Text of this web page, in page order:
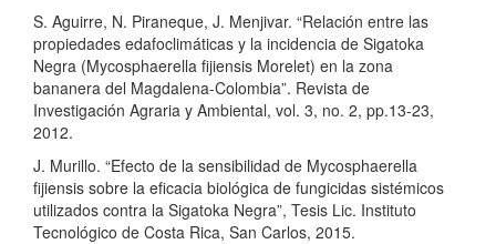
S. Aguirre, N. Piraneque, J. Menjivar. “Relación entre las
propiedades edafoclimáticas y la incidencia de Sigatoka
Negra (Mycosphaerella fijiensis Morelet) en la zona
bananera del Magdalena-Colombia”. Revista de
Investigación Agraria y Ambiental, vol. 3, no. 2, pp.13-23,
2012.
J. Murillo. “Efecto de la sensibilidad de Mycosphaerella
fijiensis sobre la eficacia biológica de fungicidas sistémicos
utilizados contra la Sigatoka Negra”, Tesis Lic. Instituto
Tecnológico de Costa Rica, San Carlos, 2015.